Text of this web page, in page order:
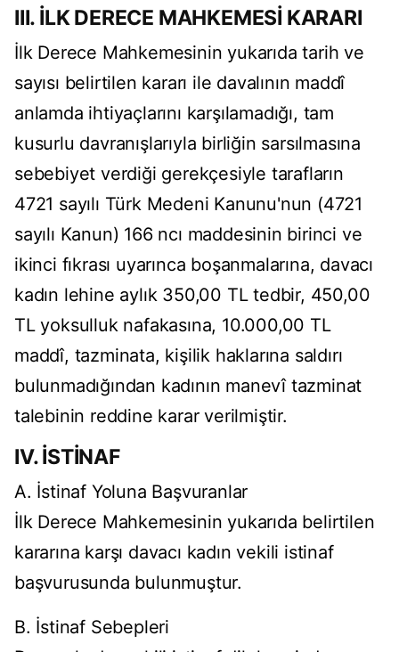
III. İLK DERECE MAHKEMESİ KARARI
İlk Derece Mahkemesinin yukarıda tarih ve
sayısı belirtilen kararı ile davalının maddî
anlamda ihtiyaçlarını karşılamadığı, tam
kusurlu davranışlarıyla birliğin sarsılmasına
sebebiyet verdiği gerekçesiyle tarafların
4721 sayılı Türk Medeni Kanunu'nun (4721
sayılı Kanun) 166 ncı maddesinin birinci ve
ikinci fıkrası uyarınca boşanmalarına, davacı
kadın lehine aylık 350,00 TL tedbir, 450,00
TL yoksulluk nafakasına, 10.000,00 TL
maddî, tazminata, kişilik haklarına saldırı
bulunmadığından kadının manevî tazminat
talebinin reddine karar verilmiştir.
IV. İSTİNAF
A. İstinaf Yoluna Başvuranlar
İlk Derece Mahkemesinin yukarıda belirtilen
kararına karşı davacı kadın vekili istinaf
başvurusunda bulunmuştur.
B. İstinaf Sebepleri